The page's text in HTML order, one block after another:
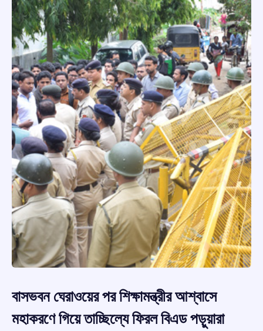
বাসভবন ঘেরাওয়ের পর শিক্ষামন্ত্রীর আশ্বাসে
মহাকরণে গিয়ে তাচ্ছিল্যে ফিরল বিএড পড়ুয়ারা